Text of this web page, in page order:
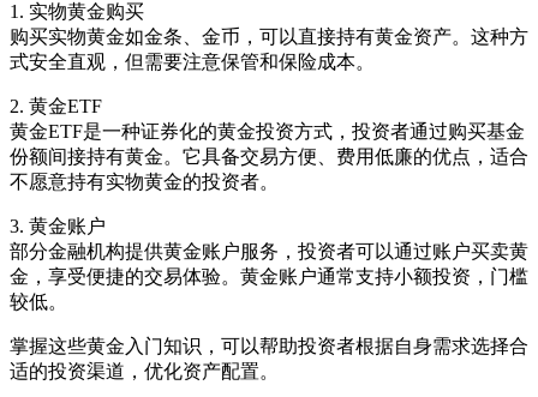
1. 实物黄金购买
购买实物黄金如金条、金币，可以直接持有黄金资产。这种方
式安全直观，但需要注意保管和保险成本。
2. 黄金ETF
黄金ETF是一种证券化的黄金投资方式，投资者通过购买基金
份额间接持有黄金。它具备交易方便、费用低廉的优点，适合
不愿意持有实物黄金的投资者。
3. 黄金账户
部分金融机构提供黄金账户服务，投资者可以通过账户买卖黄
金，享受便捷的交易体验。黄金账户通常支持小额投资，门槛
较低。
掌握这些黄金入门知识，可以帮助投资者根据自身需求选择合
适的投资渠道，优化资产配置。